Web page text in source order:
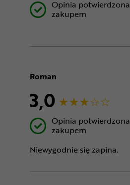
Opinia potwierdzona
zakupem
Roman
3,0
Opinia potwierdzona
zakupem
Niewygodnie się zapina.